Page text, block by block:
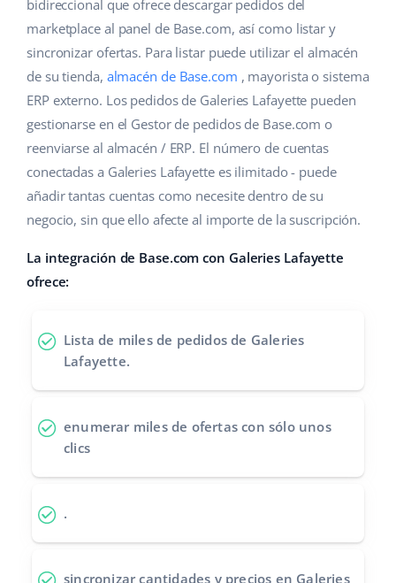
Gestión de envíos
Automatizaciones
Base Connect
IA para e-commerce
Hogar y jardinería
Productos infantiles
Electrónica
Piezas de automóviles
Supermercado
Salud y belleza
Moda
Ayuda
Base Academy
Blog
Servicios
Implementación de sistemas
Auditoría de cuentas
Otros
Calculadora de beneficios
Contáctanos
english (US)
english (GB)
english (IN)
čeština
deutsch
Ελληνικά
español (AR)
Français
polski
中文
bidireccional que ofrece descargar pedidos del
marketplace al panel de Base.com, así como listar y
sincronizar ofertas. Para listar puede utilizar el almacén
de su tienda, almacén de Base.com , mayorista o sistema
ERP externo. Los pedidos de Galeries Lafayette pueden
gestionarse en el Gestor de pedidos de Base.com o
reenviarse al almacén / ERP. El número de cuentas
conectadas a Galeries Lafayette es ilimitado - puede
añadir tantas cuentas como necesite dentro de su
negocio, sin que ello afecte al importe de la suscripción.
La integración de Base.com con Galeries Lafayette
ofrece:
Lista de miles de pedidos de Galeries
Lafayette.
enumerar miles de ofertas con sólo unos
clics
.
sincronizar cantidades y precios en Galeries